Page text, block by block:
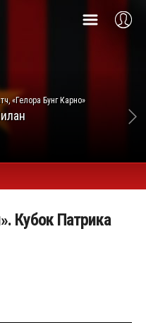
«Гелора Бунг Карно»
Кубок Патрика